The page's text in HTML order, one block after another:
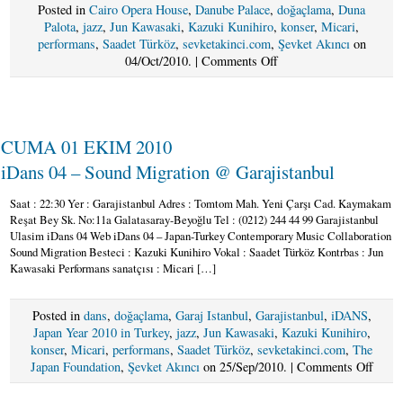
Posted in Cairo Opera House, Danube Palace, doğaçlama, Duna
Palota, jazz, Jun Kawasaki, Kazuki Kunihiro, konser, Micari,
performans, Saadet Türköz, sevketakinci.com, Şevket Akıncı on
04/Oct/2010. | Comments Offon
03
2010
Sound
Migration
continues
to
Izmir
-
>
Cairo
-
>
CUMA 01 EKIM 2010
iDans 04 – Sound Migration @ Garajistanbul
Saat : 22:30 Yer : Garajistanbul Adres : Tomtom Mah. Yeni Çarşı Cad. Kaymakam
Reşat Bey Sk. No:11a Galatasaray-Beyoğlu Tel : (0212) 244 44 99 Garajistanbul
Ulasim iDans 04 Web iDans 04 – Japan-Turkey Contemporary Music Collaboration
Sound Migration Besteci : Kazuki Kunihiro Vokal : Saadet Türköz Kontrbas : Jun
Kawasaki Performans sanatçısı : Micari […]
Posted in dans, doğaçlama, Garaj Istanbul, Garajistanbul, iDANS,
Japan Year 2010 in Turkey, jazz, Jun Kawasaki, Kazuki Kunihiro,
konser, Micari, performans, Saadet Türköz, sevketakinci.com, The
Japan Foundation, Şevket Akıncıon 25/Sep/2010. | Comments Offon